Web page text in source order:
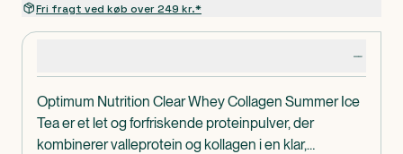
Optimum Nutrition Clear Whey Collagen Summer Ice
Tea er et let og forfriskende proteinpulver, der
kombinerer valleprotein og kollagen i en klar,
Fri fragt ved køb over 249 kr.*